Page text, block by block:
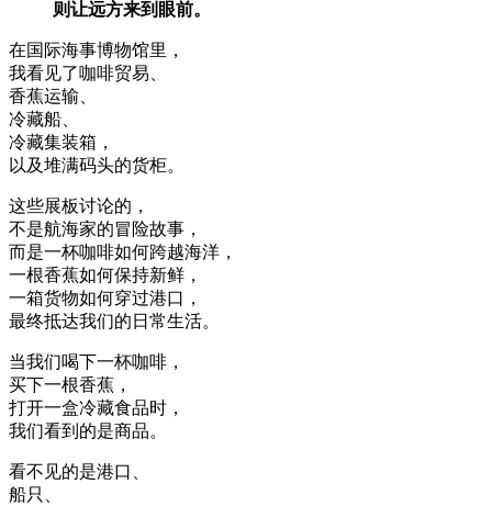
则让远方来到眼前。
在国际海事博物馆里，
我看见了咖啡贸易、
香蕉运输、
冷藏船、
冷藏集装箱，
以及堆满码头的货柜。
这些展板讨论的，
不是航海家的冒险故事，
而是一杯咖啡如何跨越海洋，
一根香蕉如何保持新鲜，
一箱货物如何穿过港口，
最终抵达我们的日常生活。
当我们喝下一杯咖啡，
买下一根香蕉，
打开一盒冷藏食品时，
我们看到的是商品。
看不见的是港口、
船只、